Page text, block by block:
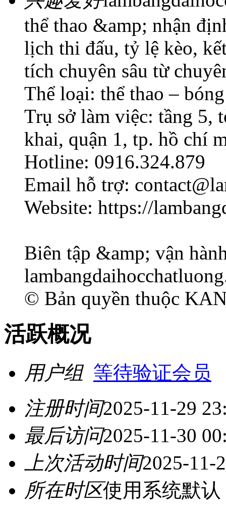
thể thao &amp; nhận
lịch thi đấu, tỷ lệ kèo,
tích chuyên sâu từ
Thể loại: thể thao –
Trụ sở làm việc: tầng 5,
khai, quận 1, tp. hồ chí
Hotline: 0916.324.879
Email hỗ trợ:
Website: https://
Biên tập &amp; vận
© Bản quyền thuộc
活跃概况
用户组 等待验证会员
注册时间2025-11-29
最后访问2025-11-30
上次活动时间2025-11-
所在时区使用系统默认